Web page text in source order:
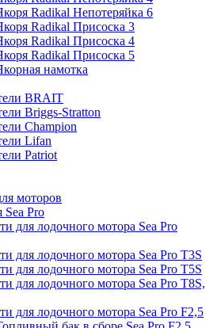
Radikal Непотеряйка 6
Radikal Присоска 3
Radikal Присоска 4
Radikal Присоска 5
намотка
BRAIT
Briggs-Stratton
Champion
Lifan
Patriot
моторов
Sea Pro
для лодочного мотора Sea Pro
для лодочного мотора Sea Pro Т3S
для лодочного мотора Sea Pro Т5S
для лодочного мотора Sea Pro Т8S,
для лодочного мотора Sea Pro F2,5